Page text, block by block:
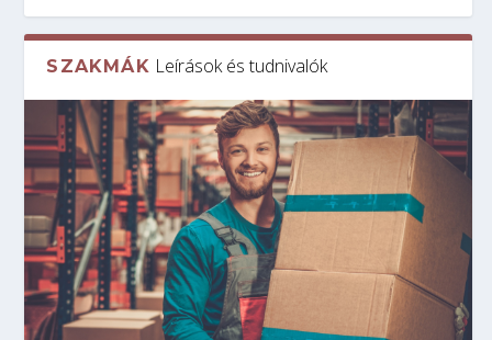
SZAKMÁK Leírások és tudnivalók